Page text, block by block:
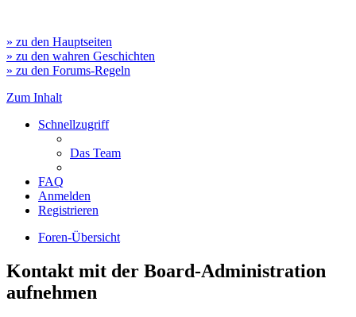
» zu den Hauptseiten
» zu den wahren Geschichten
» zu den Forums-Regeln
Zum Inhalt
Schnellzugriff
Das Team
FAQ
Anmelden
Registrieren
Foren-Übersicht
Kontakt mit der Board-Administration
aufnehmen